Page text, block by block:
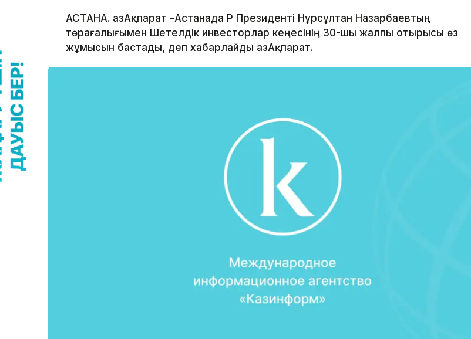
АСТАНА. ҚазАқпарат -Астанада ҚР Президенті Нұрсұлтан Назарбаевтың
төрағалығымен Шетелдік инвесторлар кеңесінің 30-шы жалпы отырысы өз
жұмысын бастады, деп хабарлайды ҚазАқпарат.